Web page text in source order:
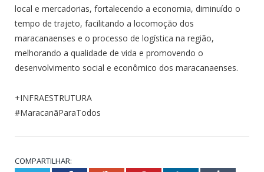
local e mercadorias, fortalecendo a economia, diminuído o
tempo de trajeto, facilitando a locomoção dos
maracanaenses e o processo de logística na região,
melhorando a qualidade de vida e promovendo o
desenvolvimento social e econômico dos maracanaenses.
+INFRAESTRUTURA
#MaracanãParaTodos
COMPARTILHAR: